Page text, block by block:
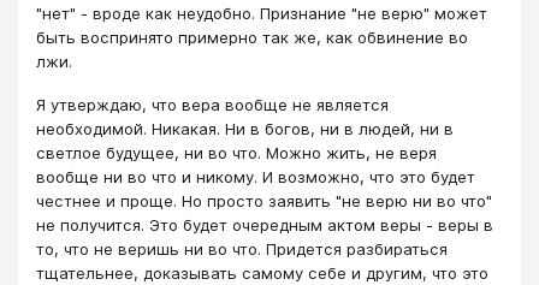
"нет" - вроде как неудобно. Признание "не верю" может
быть воспринято примерно так же, как обвинение во
лжи.
Я утверждаю, что вера вообще не является
необходимой. Никакая. Ни в богов, ни в людей, ни в
светлое будущее, ни во что. Можно жить, не веря
вообще ни во что и никому. И возможно, что это будет
честнее и проще. Но просто заявить "не верю ни во что"
не получится. Это будет очередным актом веры - веры в
то, что не веришь ни во что. Придется разбираться
тщательнее, доказывать самому себе и другим, что это